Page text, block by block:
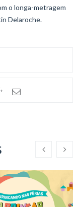
o longa-metragem
Delaroche.